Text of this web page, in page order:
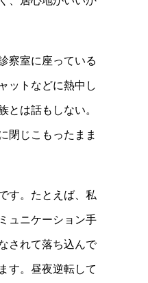
察室に座っている
ットなどに熱中し
とは話もしない。
閉じこもったまま
す。たとえば、私
ュニケーション手
されて落ち込んで
す。昼夜逆転して